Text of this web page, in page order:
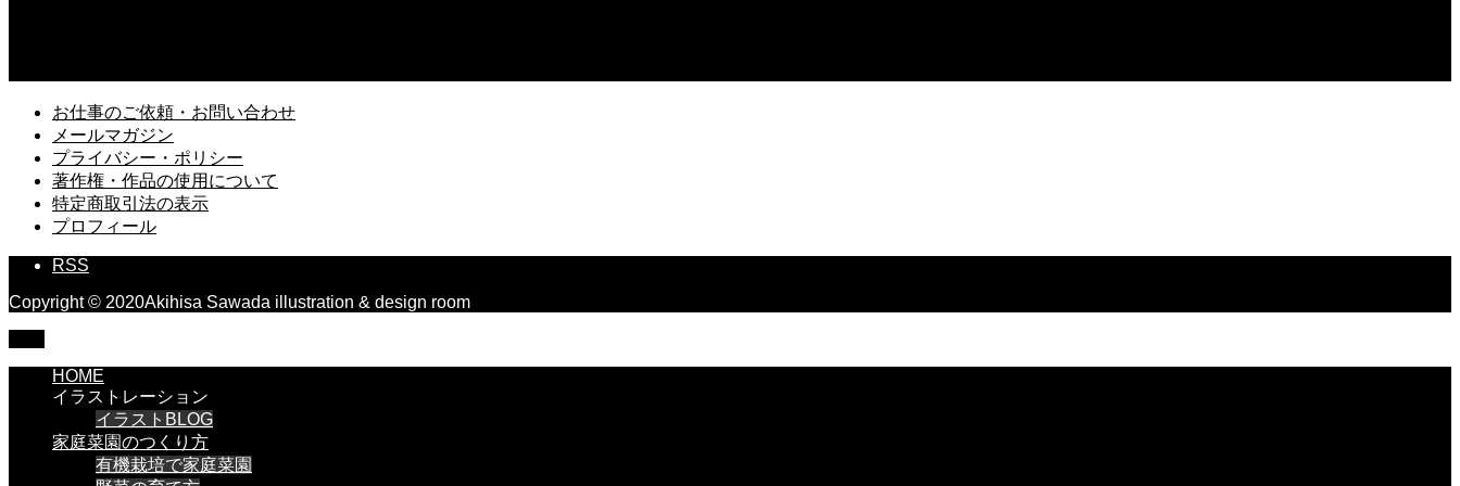
お仕事のご依頼・お問い合わせ
メールマガジン
プライバシー・ポリシー
著作権・作品の使用について
特定商取引法の表示
プロフィール
RSS
Copyright © 2020Akihisa Sawada illustration & design room
HOME
イラストレーション
イラストBLOG
家庭菜園のつくり方
有機栽培で家庭菜園